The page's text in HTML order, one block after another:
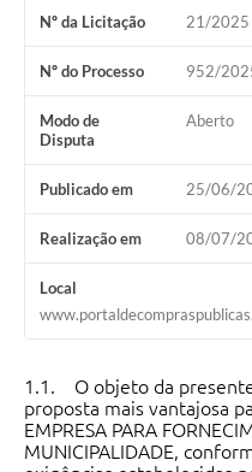
Nº da Licitação 21/2025
Nº do Processo 952/
Modo de
Disputa
Aberto
Publicado em 25/06/
Realização em 08/07/
Local
1.1. O objeto da
proposta mais vantajosa
EMPRESA PARA
MUNICIPALIDADE,